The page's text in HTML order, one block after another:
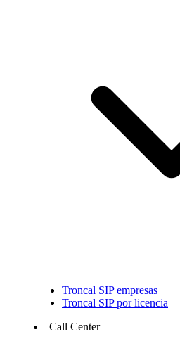
Troncal SIP empresas
Troncal SIP por licencia
Call Center